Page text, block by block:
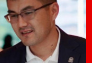
15:00 27-02-2026